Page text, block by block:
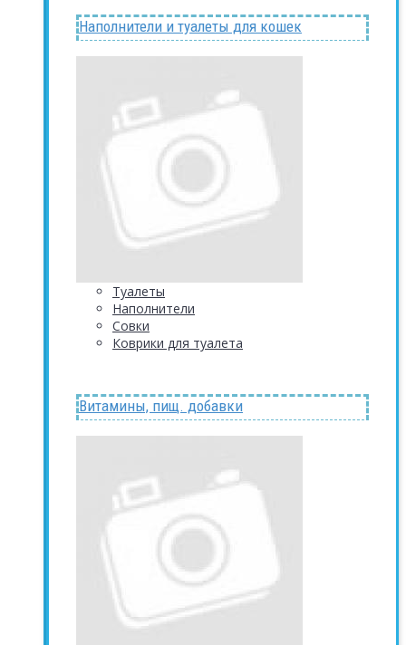
Наполнители и туалеты для кошек
Туалеты
Наполнители
Совки
Коврики для туалета
Витамины, пищ. добавки